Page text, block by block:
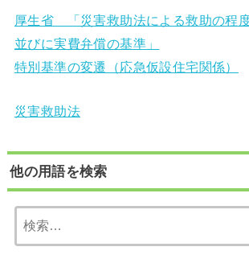
厚生省 「災害救助法による救助の程
並びに実費弁償の基準」
特別基準の変遷（応急仮設住宅関係）
災害救助法
他の用語を検索
索: